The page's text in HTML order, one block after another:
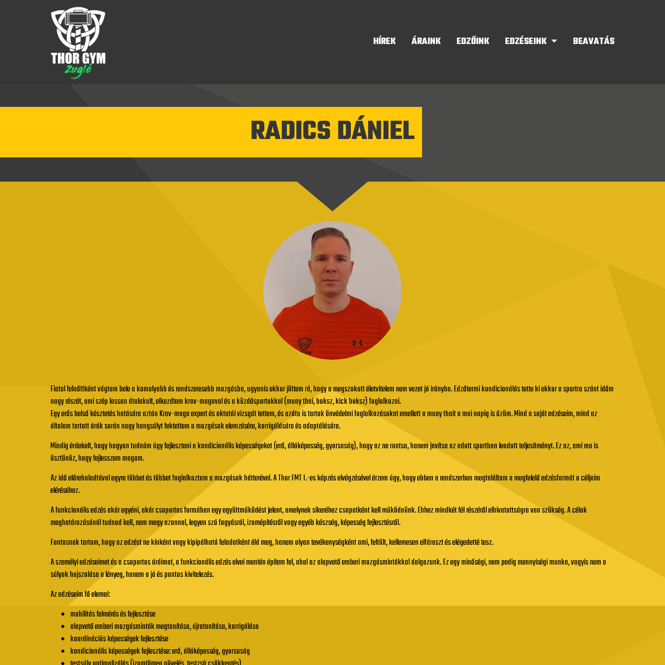
HÍREK ÁRAINK EDZŐINK EDZÉSEINK BEAVATÁS
RADICS DÁNIEL
Fiatal felnőttként vágtam bele a komolyabb és rendszeresebb mozgásba, ugyanis ekkor jöttem rá, hogy a megszokott életvitelem nem vezet jó irányba. Edzőtermi kondicionálás tette ki ekkor a sportra szánt időm
nagy részét, ami szép lassan átalakult, elkezdtem krav-magaval és a küzdősportokkal (muay thai, boksz, kick boksz) foglalkozni.
Egy erős belső késztetés hatására aztán Krav-maga expert és oktatói vizsgát tettem, és azóta is tartok önvédelmi foglalkozásokat emellett a muay thait a mai napig is űzöm. Mind a saját edzéseim, mind az
általam tartott órák során nagy hangsúlyt fektettem a mozgások elemzésére, korrigálására és adaptálására.
Mindig érdekelt, hogy hogyan tudnám úgy fejleszteni a kondicionális képességeket (erő, állóképesség, gyorsaság), hogy az ne rontsa, hanem javítsa az adott sportban leadott teljesítményt. Ez az, ami ma is
ösztönöz, hogy fejlesszem magam.
Az idő előrehaladtával egyre többet és többet foglalkoztam a mozgások hátterével. A Thor FMT I.-es képzés elvégzésével érzem úgy, hogy ebben a rendszerben megtaláltam a megfelelő edzésformát a céljaim
eléréséhez.
A funkcionális edzés akár egyéni, akár csoportos formában egy együttműködést jelent, amelynek sikeréhez csapatként kell működnünk. Ehhez mindkét fél részéről elhivatottságra van szükség. A célok
meghatározásánál tudnod kell, nem megy azonnal, legyen szó fogyásról, izomépítésről vagy egyéb készség, képesség fejlesztésről.
Fontosnak tartom, hogy az edzést ne kínként vagy kipipálható feladatként éld meg, hanem olyan tevékenységként ami, feltölt, kellemesen elfáraszt és elégedetté tesz.
A személyi edzéseimet és a csoportos óráimat, a funkcionális edzés elvei mentén építem fel, ahol az alapvető emberi mozgásmintákkal dolgozunk. Ez egy minőségi, nem pedig mennyiségi munka, vagyis nem a
súlyok hajszolása a lényeg, hanem a jó és pontos kivitelezés.
Az edzéseim fő elemei:
mobilitás felmérés és fejlesztése
alapvető emberi mozgásminták megtanítása, újratanítása, korrigálása
koordinációs képességek fejlesztése
kondicionális képességek fejlesztése: erő, állóképesség, gyorsaság